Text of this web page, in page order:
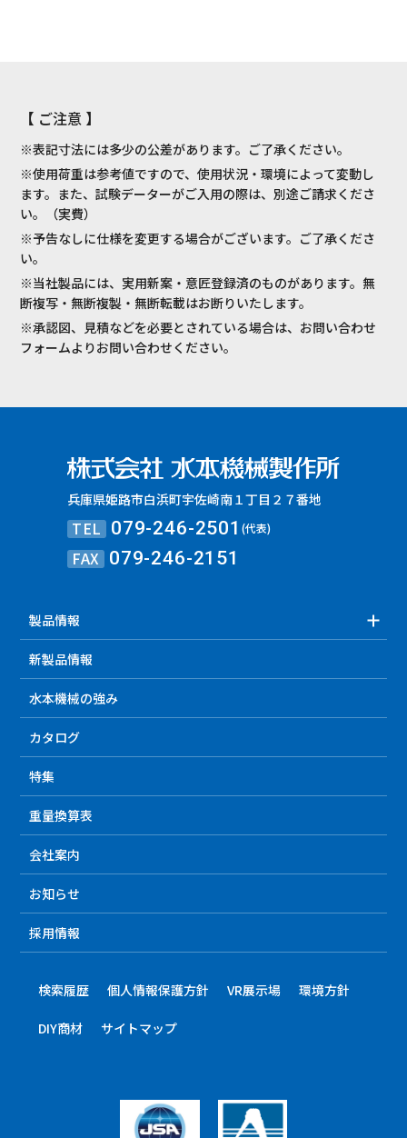
【 ご注意 】
※表記寸法には多少の公差があります。ご了承ください。
※使用荷重は参考値ですので、使用状況・環境によって変動し
ます。また、試験データーがご入用の際は、別途ご請求くださ
い。（実費）
※予告なしに仕様を変更する場合がございます。ご了承くださ
い。
※当社製品には、実用新案・意匠登録済のものがあります。無
断複写・無断複製・無断転載はお断りいたします。
※承認図、見積などを必要とされている場合は、お問い合わせ
フォームよりお問い合わせください。
兵庫県姫路市白浜町宇佐崎南１丁目２７番地
TEL 079-246-2501(代表)
FAX 079-246-2151
製品情報
新製品情報
水本機械の強み
カタログ
特集
重量換算表
会社案内
お知らせ
採用情報
検索履歴 個人情報保護方針 VR展示場 環境方針
DIY商材 サイトマップ